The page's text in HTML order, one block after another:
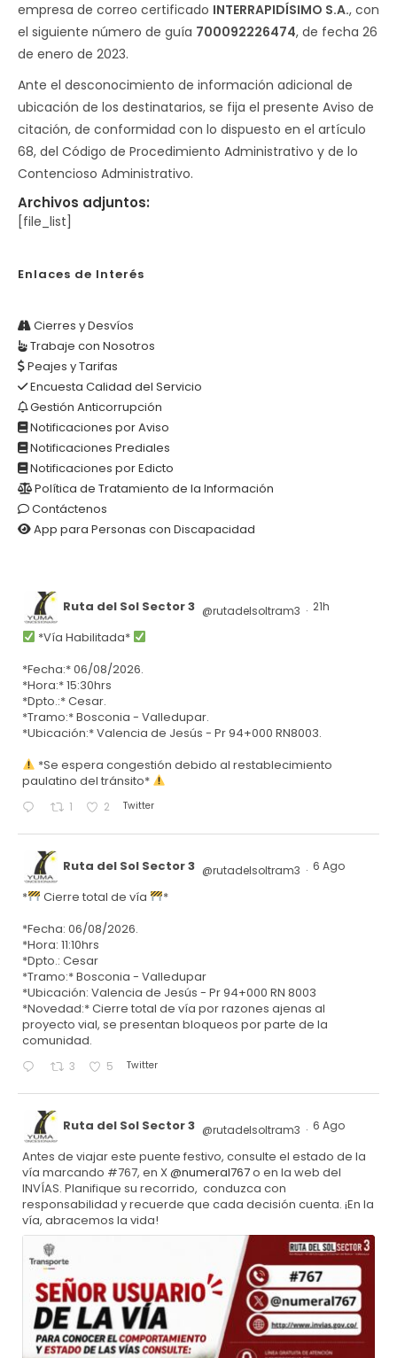
empresa de correo certificado INTERRAPIDÍSIMO S.A., con
el siguiente número de guía 700092226474, de fecha 26
de enero de 2023.
Ante el desconocimiento de información adicional de
ubicación de los destinatarios, se fija el presente Aviso de
citación, de conformidad con lo dispuesto en el artículo
68, del Código de Procedimiento Administrativo y de lo
Contencioso Administrativo.
Archivos adjuntos:
[file_list]
Enlaces de Interés
Cierres y Desvíos
Trabaje con Nosotros
Peajes y Tarifas
Encuesta Calidad del Servicio
Gestión Anticorrupción
Notificaciones por Aviso
Notificaciones Prediales
Notificaciones por Edicto
Política de Tratamiento de la Información
Contáctenos
App para Personas con Discapacidad
Ruta del Sol Sector 3 @rutadelsoltram3 · 21h
*Vía Habilitada*
*Fecha:* 06/08/2026.
*Hora:* 15:30hrs
*Dpto.:* Cesar.
*Tramo:* Bosconia - Valledupar.
*Ubicación:* Valencia de Jesús - Pr 94+000 RN8003.
*Se espera congestión debido al restablecimiento
paulatino del tránsito*
1 2 Twitter
Ruta del Sol Sector 3 @rutadelsoltram3 · 6 Ago
* Cierre total de vía
*
*Fecha: 06/08/2026.
*Hora: 11:10hrs
*Dpto.: Cesar
*Tramo:* Bosconia - Valledupar
*Ubicación: Valencia de Jesús - Pr 94+000 RN 8003
*Novedad:* Cierre total de vía por razones ajenas al
proyecto vial, se presentan bloqueos por parte de la
comunidad.
3 5 Twitter
Ruta del Sol Sector 3 @rutadelsoltram3 · 6 Ago
Antes de viajar este puente festivo, consulte el estado de la
vía marcando #767, en X@numeral767o en la web del
INVÍAS. Planifique su recorrido, conduzca con
responsabilidad y recuerde que cada decisión cuenta. ¡En la
vía, abracemos la vida!